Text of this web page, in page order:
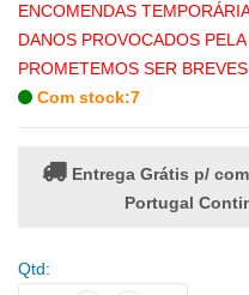
ENCOMENDAS
DANOS PROVOCADOS
PROMETEMOS SER
Com stock:7
Entrega Grátis p/
Portugal
Qtd: